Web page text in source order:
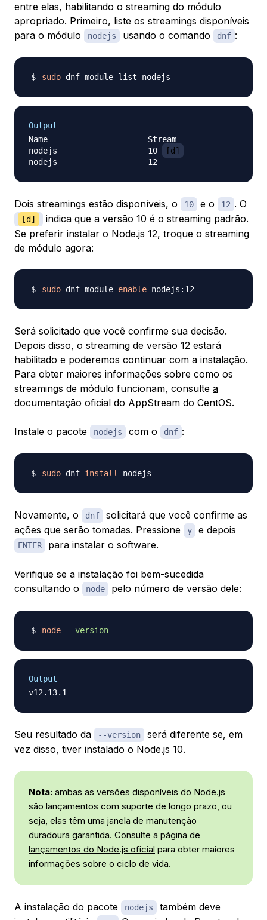
entre elas, habilitando o streaming do módulo
apropriado. Primeiro, liste os streamings disponíveis
para o módulo
nodejs usando o comando dnf :
sudo
Output
Name                     Stream
nodejs                   10
[d]
Dois streamings estão disponíveis, o 10 e o 12 . O
[d]
indica que a versão 10 é o streaming padrão.
Se preferir instalar o Node.js 12, troque o streaming
de módulo agora:
sudo dnf module enable
Será solicitado que você confirme sua decisão.
Depois disso, o streaming de versão 12 estará
habilitado e poderemos continuar com a instalação.
Para obter maiores informações sobre como os
streamings de módulo funcionam, consulte a
documentação oficial do AppStream do CentOS.
Instale o pacote nodejs com o dnf :
sudo dnf install
Novamente, o dnf
solicitará que você confirme as
ações que serão tomadas. Pressione
y e depois
ENTER para instalar o software.
Verifique se a instalação foi bem-sucedida
consultando o
node pelo número de versão dele:
node --version
Output
Seu resultado da --version
será diferente se, em
vez disso, tiver instalado o Node.js 10.
Nota: ambas as versões disponíveis do Node.js
são lançamentos com suporte de longo prazo, ou
seja, elas têm uma janela de manutenção
duradoura garantida. Consulte a página de
lançamentos do Node.js oficial para obter maiores
informações sobre o ciclo de vida.
A instalação do pacote nodejs
também deve